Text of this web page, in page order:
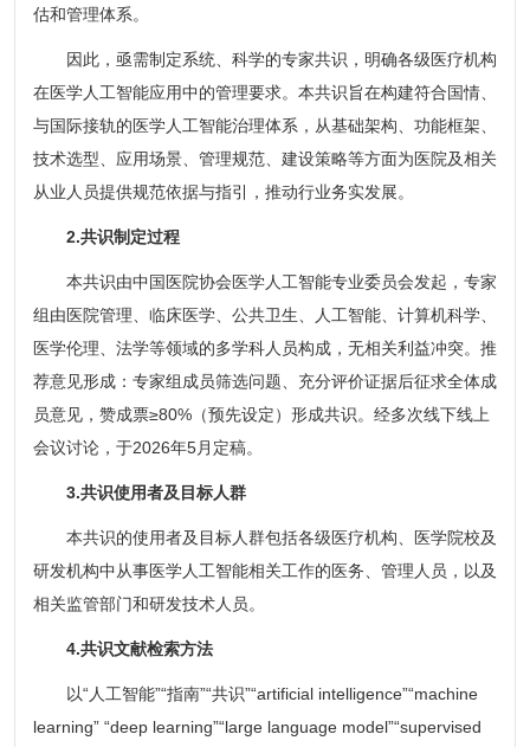
估和管理体系。
因此，亟需制定系统、科学的专家共识，明确各级医疗机构
在医学人工智能应用中的管理要求。本共识旨在构建符合国情、
与国际接轨的医学人工智能治理体系，从基础架构、功能框架、
技术选型、应用场景、管理规范、建设策略等方面为医院及相关
从业人员提供规范依据与指引，推动行业务实发展。
2.共识制定过程
本共识由中国医院协会医学人工智能专业委员会发起，专家
组由医院管理、临床医学、公共卫生、人工智能、计算机科学、
医学伦理、法学等领域的多学科人员构成，无相关利益冲突。推
荐意见形成：专家组成员筛选问题、充分评价证据后征求全体成
员意见，赞成票≥80%（预先设定）形成共识。经多次线下线上
会议讨论，于2026年5月定稿。
3.共识使用者及目标人群
本共识的使用者及目标人群包括各级医疗机构、医学院校及
研发机构中从事医学人工智能相关工作的医务、管理人员，以及
相关监管部门和研发技术人员。
4.共识文献检索方法
以“人工智能”“指南”“共识”“artificial intelligence”“machine
learning” “deep learning”“large language model”“supervised